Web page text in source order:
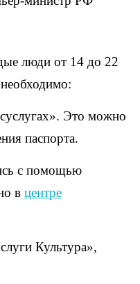
люди от 14 до 22
Это можно
паспорта.
с помощью
в центре
Культура»,